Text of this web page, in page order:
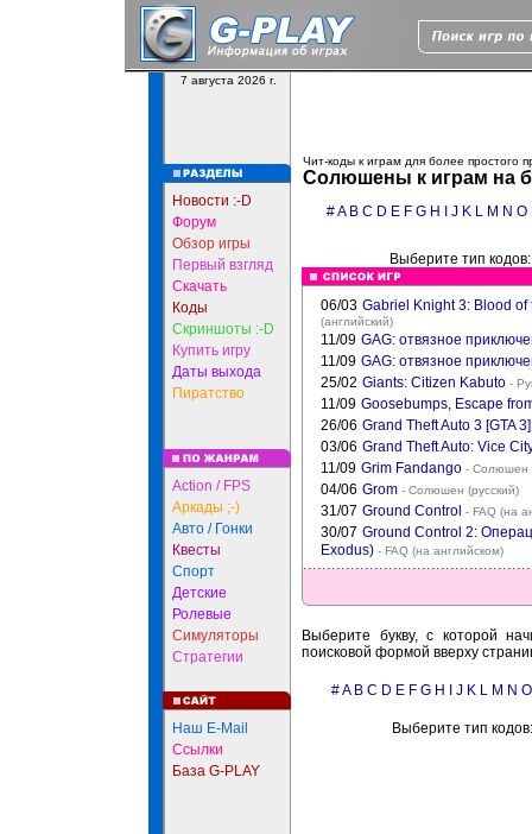
7 августа 2026 г.
Новости :-D
Форум
Обзор игры
Первый взгляд
Скачать
Коды
Скриншоты :-D
Купить игру
Даты выхода
Пиратство
Action / FPS
Аркады ;-)
Авто / Гонки
Квесты
Спорт
Детские
Ролевые
Симуляторы
Стратегии
Наш E-Mail
Ссылки
База G-PLAY
Чит-коды к играм для более простого
Солюшены к играм на
#A B C D E F G H J K L M N O
Выберите тип
06/03 Gabriel Knight 3: Blood
(английский)
11/09 GAG: отвязное
11/09 GAG: отвязное
25/02 Giants: Citizen Kabuto -
11/09 Goosebumps, Escape
26/06 Grand Theft Auto 3 [GTA 3]
03/06 Grand Theft Auto: Vice
11/09 Grim Fandango - Солюшен
04/06 Grom - Солюшен (русский)
31/07 Ground Control - FAQ (на
30/07 Ground Control 2:
Exodus) - FAQ (на английском)
Выберите букву, с которой
поисковой формой вверху
#A B C D E F G H J K L M N O
Выберите тип